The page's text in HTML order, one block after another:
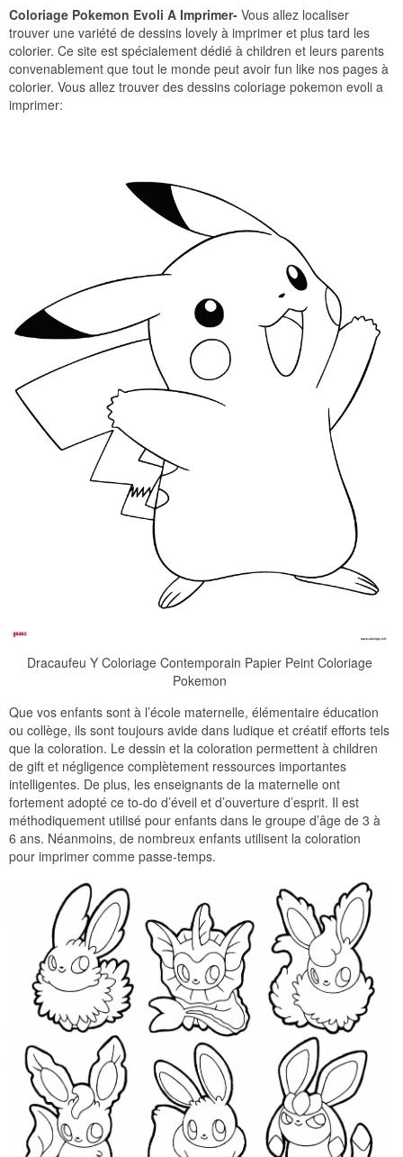
Coloriage Pokemon Evoli A Imprimer- Vous allez localiser
trouver une variété de dessins lovely à imprimer et plus tard les
colorier. Ce site est spécialement dédié à children et leurs parents
convenablement que tout le monde peut avoir fun like nos pages à
colorier. Vous allez trouver des dessins coloriage pokemon evoli a
imprimer:
Dracaufeu Y Coloriage Contemporain Papier Peint Coloriage
Pokemon
Que vos enfants sont à l’école maternelle, élémentaire éducation
ou collège, ils sont toujours avide dans ludique et créatif efforts tels
que la coloration. Le dessin et la coloration permettent à children
de gift et négligence complètement ressources importantes
intelligentes. De plus, les enseignants de la maternelle ont
fortement adopté ce to-do d’éveil et d’ouverture d’esprit. Il est
méthodiquement utilisé pour enfants dans le groupe d’âge de 3 à
6 ans. Néanmoins, de nombreux enfants utilisent la coloration
pour imprimer comme passe-temps.